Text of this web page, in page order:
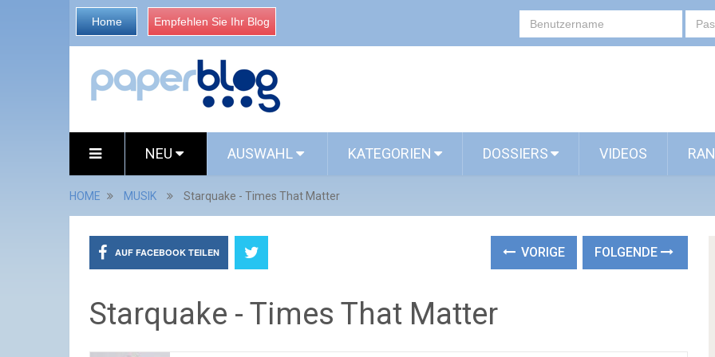
Home Empfehlen Sie Ihr Blog
NEU AUSWAHL KATEGORIEN DOSSIERS VIDEOS
HOME MUSIK Starquake - Times That Matter
AUF FACEBOOK TEILEN VORIGE FOLGENDE
Starquake - Times That Matter